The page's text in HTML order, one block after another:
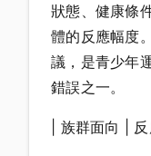
狀態、健康條
體的反應幅度
議，是青少年
錯誤之一。
| 族群面向 |